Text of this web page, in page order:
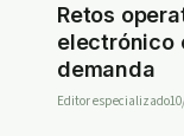
Retos
electrónico
demanda
Editor especializado